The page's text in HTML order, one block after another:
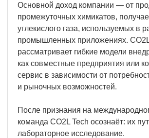
Основной доход компании — от
промежуточных химикатов,
углекислого газа, используемых в
промышленных приложениях.
рассматривает гибкие модели
как совместные предприятия или
сервис в зависимости от
и рыночных возможностей.
После признания на
команда CO2L Tech осознаёт: их
лабораторное исследование.